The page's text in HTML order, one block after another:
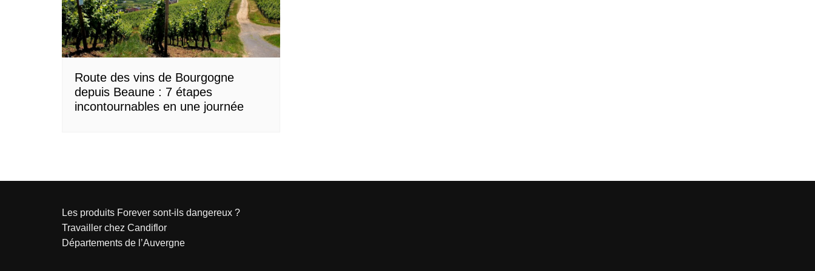
Normandie
Nouvelle-Aquitaine
Occitanie
Pays de la Loire
Provence-Alpes-Côte d’Azur
Route des vins de Bourgogne
depuis Beaune : 7 étapes
incontournables en une journée
Les produits Forever sont-ils dangereux ?
Travailler chez Candiflor
Départements de l’Auvergne